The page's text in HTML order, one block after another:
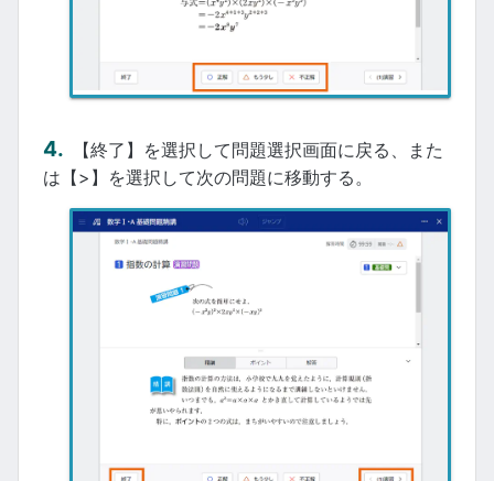
【終了】を選択して問題選択画面に戻る、また
は【>】を選択して次の問題に移動する。